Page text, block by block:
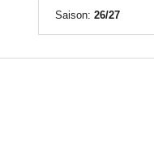
Saison: 26/27